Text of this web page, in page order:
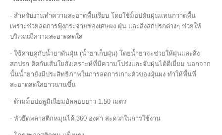
- สำหรับงานทำความสะอาดพื้นเรียบ โดยใช้ม็อปดันฝุ่นแทนกวาดพื้น
เพราะช่วยลดการฟุ้งกระจายของเศษผง ฝุ่น และสิ่งสกปรกต่างๆ ช่วยให้
บริเวณมีความสะอาดสดใส
- ใช้ควบคู่กับน้ำยาดันฝุ่น (น้ำยาเก็บฝุ่น) โดยน้ำยาจะช่วยให้ฝุ่นและสิ่ง
สกปรก ติดกับเส้นใยสังเคราะห์ที่มีความโปร่งและจับฝุ่นได้ดีเยี่ยม นอกจาก
นั้นน้ำยายังมีประสิทธิภาพในการลดการเกาะตัวของฝุ่นผง ทำให้พื้นที่
สะอาดสดใสยาวนานขึ้น
- ด้ามม็อปอลูมิเนียมอัลลอยยาว 1.50 เมตร
- หัวยึดพลาสติกหมุนได้ 360 องศา สะดวกในการใช้งาน